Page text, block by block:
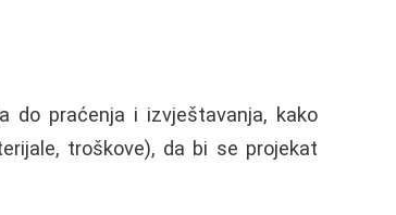
do praćenja i izvještavanja, kako
troškove), da bi se projekat